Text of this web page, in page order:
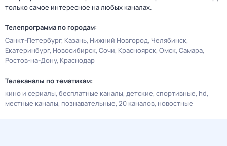
только самое интересное на любых каналах.
Телепрограмма по городам:
Санкт-Петербург Казань Нижний Новгород Челябинск
Екатеринбург Новосибирск Сочи Красноярск Омск Самара
Ростов-на-Дону Краснодар
Телеканалы по тематикам:
кино и сериалы бесплатные каналы детские спортивные hd
местные каналы познавательные 20 каналов новостные